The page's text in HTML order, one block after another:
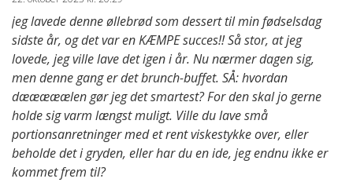
jeg lavede denne øllebrød som dessert til min fødselsdag
sidste år, og det var en KÆMPE succes!! Så stor, at jeg
lovede, jeg ville lave det igen i år. Nu nærmer dagen sig,
men denne gang er det brunch-buffet. SÅ: hvordan
dææææælen gør jeg det smartest? For den skal jo gerne
holde sig varm længst muligt. Ville du lave små
portionsanretninger med et rent viskestykke over, eller
beholde det i gryden, eller har du en ide, jeg endnu ikke er
kommet frem til?